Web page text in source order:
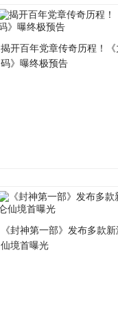
揭开百年党章传奇历程！
码》曝终极预告
《封神第一部》发布多款
仙境首曝光